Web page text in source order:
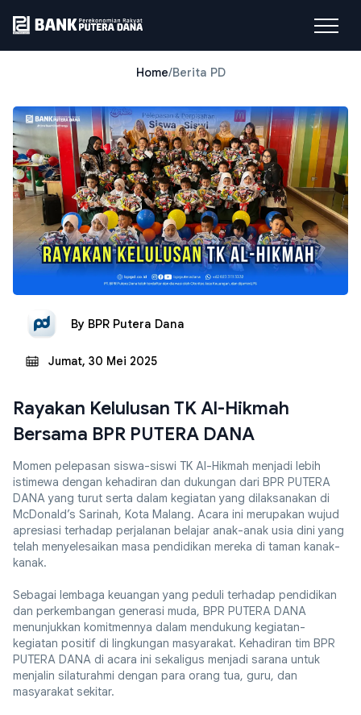
Home/Berita PD
By BPR Putera Dana
Jumat, 30 Mei 2025
Rayakan Kelulusan TK Al-Hikmah
Bersama BPR PUTERA DANA
Momen pelepasan siswa-siswi TK Al-Hikmah menjadi lebih
istimewa dengan kehadiran dan dukungan dari BPR PUTERA
DANA yang turut serta dalam kegiatan yang dilaksanakan di
McDonald’s Sarinah, Kota Malang. Acara ini merupakan wujud
apresiasi terhadap perjalanan belajar anak-anak usia dini yang
telah menyelesaikan masa pendidikan mereka di taman kanak-
kanak.
Sebagai lembaga keuangan yang peduli terhadap pendidikan
dan perkembangan generasi muda, BPR PUTERA DANA
menunjukkan komitmennya dalam mendukung kegiatan-
kegiatan positif di lingkungan masyarakat. Kehadiran tim BPR
PUTERA DANA di acara ini sekaligus menjadi sarana untuk
menjalin silaturahmi dengan para orang tua, guru, dan
masyarakat sekitar.